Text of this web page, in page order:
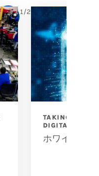
TAKING THE
DIGITAL
ホワイトペ
1/2